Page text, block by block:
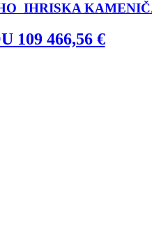
IHRISKA
109 466,56 €